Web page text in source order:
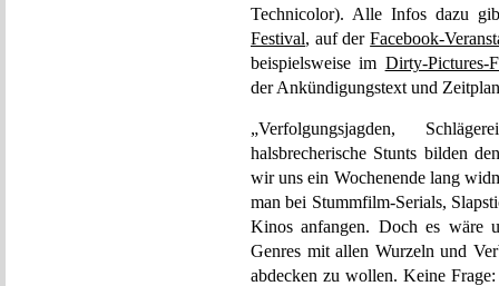
Technicolor). Alle Infos dazu
Festival, auf derFacebook-
beispielsweise im Dirty-Pictures-
der Ankündigungstext und
„Verfolgungsjagden,
halsbrecherische Stunts bilden
wir uns ein Wochenende lang
man bei Stummfilm-Serials,
Kinos anfangen. Doch es wäre
Genres mit allen Wurzeln und
abdecken zu wollen. Keine